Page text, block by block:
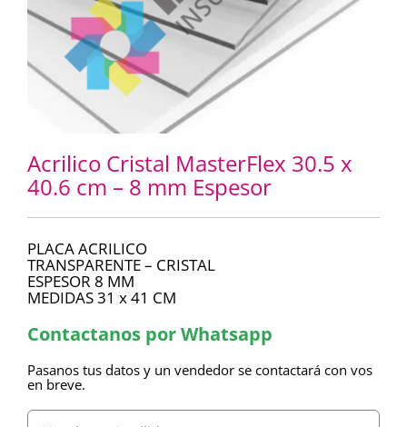
Acrilico Cristal MasterFlex 30.5 x
40.6 cm – 8 mm Espesor
PLACA ACRILICO
TRANSPARENTE – CRISTAL
ESPESOR 8 MM
MEDIDAS 31 x 41 CM
Contactanos por Whatsapp
Pasanos tus datos y un vendedor se contactará con vos
en breve.